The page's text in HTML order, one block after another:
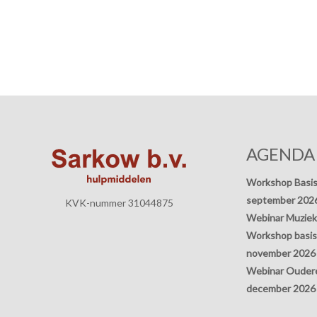
KVK-nummer 31044875
AGENDA
Workshop
september
Webinar
Workshop
november 2026
Webinar
december 2026